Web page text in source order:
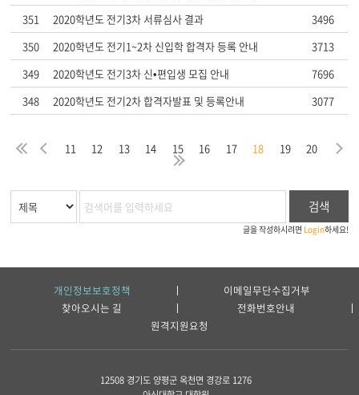
351
2020학년도 전기3차 서류심사 결과
3496
350
2020학년도 전기1~2차 신입학 합격자 등록 안내
3713
349
2020학년도 전기3차 신•편입생 모집 안내
7696
348
2020학년도 전기2차 합격자발표 및 등록안내 3077
처
음
이 11 12 13 14 15 16 17 18 19 20 다
마
지
검색
글을 작성하시려면 Login하세요!
개인정보보호정책
이메일무단수집거부
찾아오시는 길
전화번호안내
원격지원요청
12508 경기도 양평군 옥천면 경강로 1276